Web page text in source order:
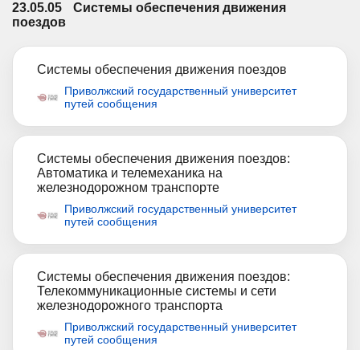
23.05.05
Системы обеспечения движения
поездов
Системы обеспечения движения поездов
Приволжский государственный университет
путей сообщения
Системы обеспечения движения поездов:
Автоматика и телемеханика на
железнодорожном транспорте
Приволжский государственный университет
путей сообщения
Системы обеспечения движения поездов:
Телекоммуникационные системы и сети
железнодорожного транспорта
Приволжский государственный университет
путей сообщения